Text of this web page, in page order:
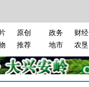
原创
推荐
政务
财经
地市
农垦